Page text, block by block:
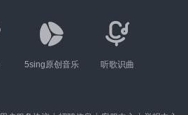
5sing原创音乐 听歌识曲